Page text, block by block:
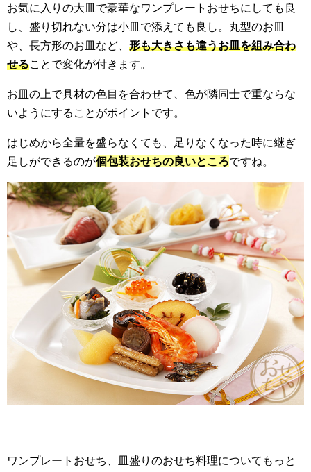
お気に入りの大皿で豪華なワンプレートおせちにしても良
し、盛り切れない分は小皿で添えても良し。丸型のお皿
や、長方形のお皿など、 形も大きさも違うお皿を組み合わ
せることで変化が付きます。
お皿の上で具材の色目を合わせて、色が隣同士で重ならな
いようにすることがポイントです。
はじめから全量を盛らなくても、足りなくなった時に継ぎ
足しができるのが個包装おせちの良いところですね。
ワンプレートおせち、皿盛りのおせち料理についてもっと